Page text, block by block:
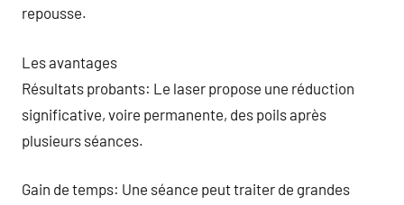
repousse.
Les avantages
Résultats probants: Le laser propose une réduction
significative, voire permanente, des poils après
plusieurs séances.
Gain de temps: Une séance peut traiter de grandes